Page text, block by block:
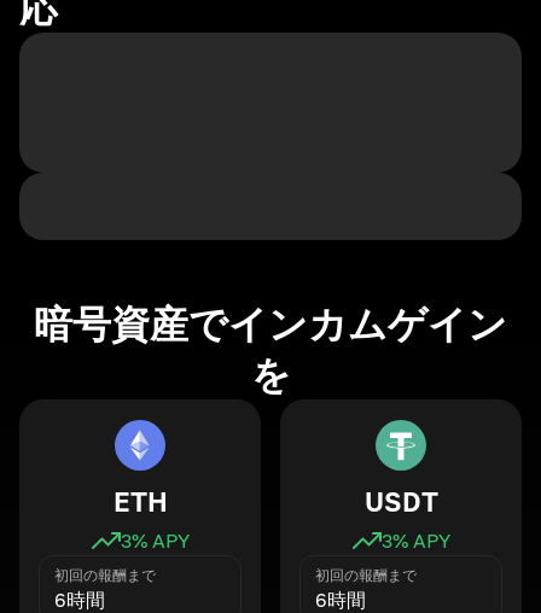
暗号資産でインカムゲイン
を
ETH
3% APY
初回の報酬まで
6時間
USDT
3% APY
初回の報酬まで
6時間